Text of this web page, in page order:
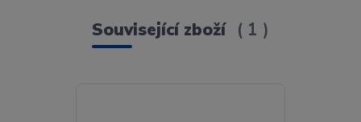
Související zboží 1